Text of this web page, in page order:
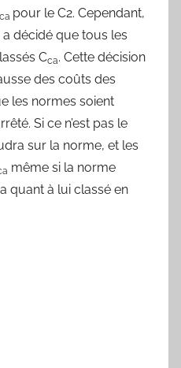
ca pour le C2. Cependant,
a décidé que tous les
Cca. Cette décision
des coûts des
les normes soient
Si ce n’est pas le
sur la norme, et les
même si la norme
quant à lui classé en